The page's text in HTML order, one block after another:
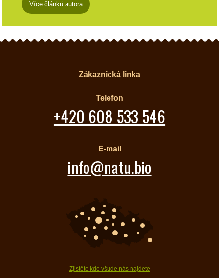
Více článků autora
Zákaznická linka
Telefon
+420 608 533 546
E-mail
info@natu.bio
Zjistěte kde všude nás najdete